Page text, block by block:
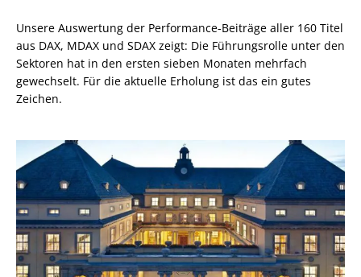
Unsere Auswertung der Performance-Beiträge aller 160 Titel
aus DAX, MDAX und SDAX zeigt: Die Führungsrolle unter den
Sektoren hat in den ersten sieben Monaten mehrfach
gewechselt. Für die aktuelle Erholung ist das ein gutes
Zeichen.